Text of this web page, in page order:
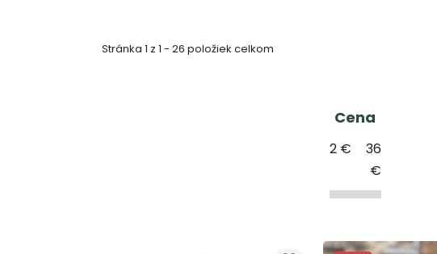
Stránka 1 z 1 - 26 položiek celkom
Cena
2€
36
€